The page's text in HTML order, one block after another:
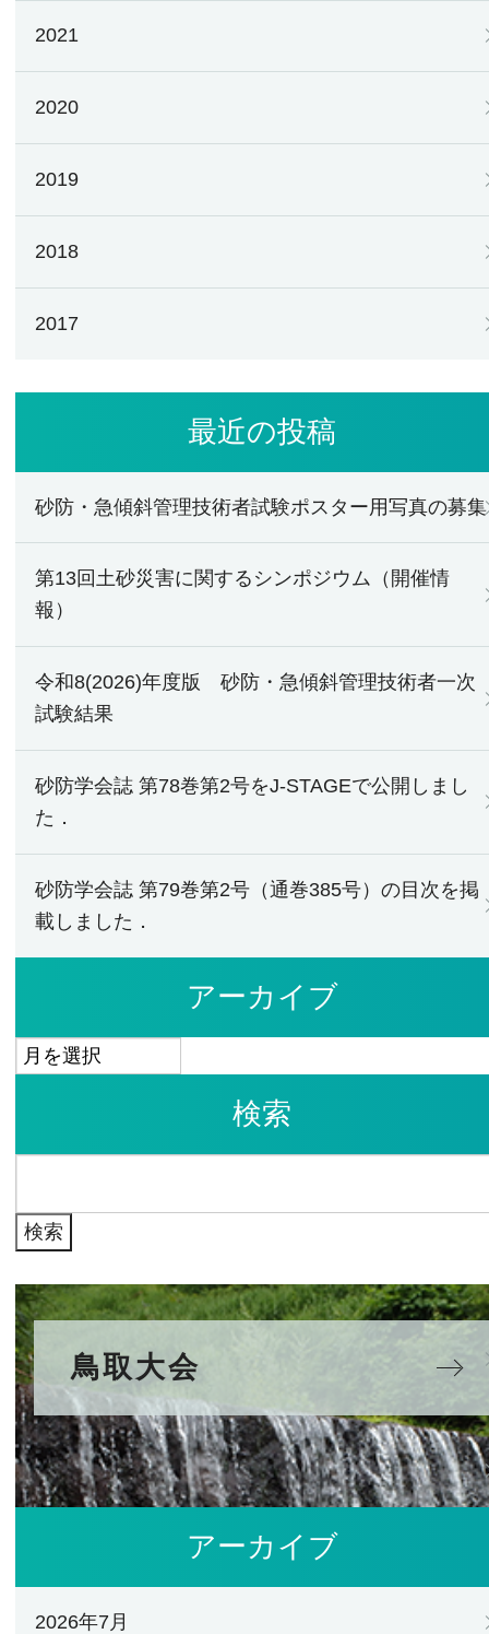
2021
2020
2019
2018
2017
最近の投稿
砂防・急傾斜管理技術者試験ポスター用写真の募集
第13回土砂災害に関するシンポジウム（開催情
報）
令和8(2026)年度版 砂防・急傾斜管理技術者一次
試験結果
砂防学会誌 第78巻第2号をJ-STAGEで公開しまし
た．
砂防学会誌 第79巻第2号（通巻385号）の目次を掲
載しました．
アーカイブ
ア
検索
鳥取大会
アーカイブ
2026年7月